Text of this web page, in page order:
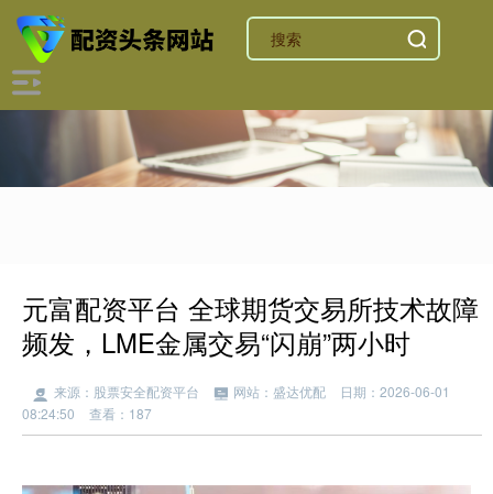
元富配资平台 全球期货交易所技术故障
频发，LME金属交易“闪崩”两小时
来源：股票安全配资平台 网站：盛达优配
日期：2026-06-01
08:24:50
查看：187